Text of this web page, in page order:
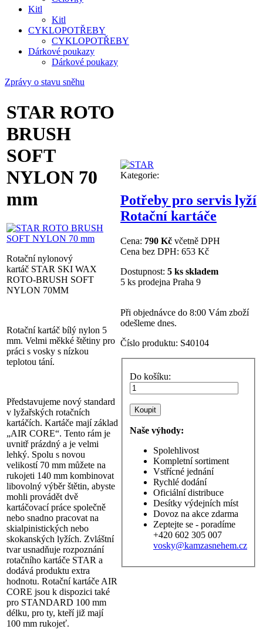
Kitl
Kitl
CYKLOPOTŘEBY
CYKLOPOTŘEBY
Dárkové poukazy
Dárkové poukazy
Zprávy o stavu sněhu
STAR ROTO
BRUSH
SOFT
NYLON 70
mm
Rotační nylonový
kartáč STAR SKI WAX
ROTO-BRUSH SOFT
NYLON 70MM
Rotační kartáč bílý nylon 5
mm. Velmi měkké štětiny pro
práci s vosky s nízkou
teplotou tání.
Představujeme nový standard
v lyžařských rotačních
kartáčích. Kartáče mají základ
„AIR CORE“. Tento rám je
uvnitř prázdný a je velmi
lehký. Spolu s novou
velikostí 70 mm můžete na
rukojeti 140 mm kombinovat
libovolný výběr štětin, abyste
mohli provádět dvě
kartáčovací práce společně
nebo snadno pracovat na
skialpinistických nebo
skokanských lyžích. Zvláštní
tvar usnadňuje rozpoznání
rotačního kartáče STAR a
dodává produktu extra
hodnotu. Rotační kartáče AIR
CORE jsou k dispozici také
pro STANDARD 100 mm
délku, pro ty, kteří již mají
100 mm rukojeť.
Kategorie:
Potřeby pro servis lyží
Rotační kartáče
Cena: 790 Kč včetně DPH
Cena bez DPH: 653 Kč
Dostupnost: 5 ks skladem
5 ks prodejna Praha 9
Při objednávce do 8:00 Vám zboží
odešleme dnes.
Číslo produktu: S40104
Do košíku:
Naše výhody:
Spolehlivost
Kompletní sortiment
Vstřícné jednání
Rychlé dodání
Oficiální distribuce
Desítky výdejních míst
Dovoz na akce zdarma
Zeptejte se - poradíme
+420 602 305 007
vosky@kamzasnehem.cz